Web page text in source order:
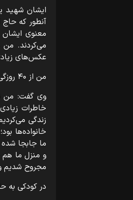
ایشان شهید
آنطور که
معنوی
می‌کردند. من
عکس‌های
من از ۴۰ روزگی در اهواز و در جنگ زندگی کردم
خاطرات
زندگی
خانواده‌ها
ما جابجا
و منزل ما هم
مجروح شدیم و
در کودکی به